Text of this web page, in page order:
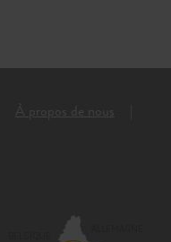
À propos de nous